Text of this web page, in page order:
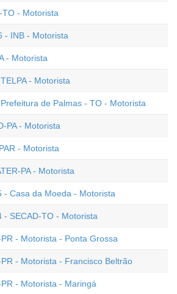
TO - Motorista
- INB - Motorista
- Motorista
- Motorista
de Palmas - TO - Motorista
PA - Motorista
- Motorista
PA - Motorista
- Casa da Moeda - Motorista
- SECAD-TO - Motorista
- Motorista - Ponta Grossa
- Motorista - Francisco Beltrão
- Motorista - Maringá